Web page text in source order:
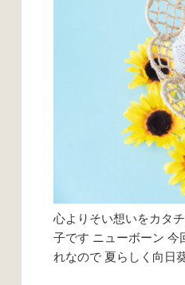
心よりそい想いをカタ
子です ニューボーン 今
れなので 夏らしく向日